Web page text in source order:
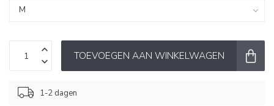
TOEVOEGEN AAN WINKELWAGEN
1-2 dagen